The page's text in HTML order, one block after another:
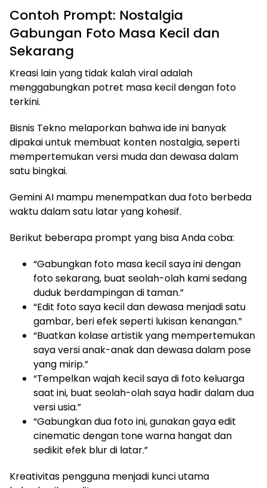
Contoh Prompt: Nostalgia
Gabungan Foto Masa Kecil dan
Sekarang
Kreasi lain yang tidak kalah viral adalah
menggabungkan potret masa kecil dengan foto
terkini.
Bisnis Tekno melaporkan bahwa ide ini banyak
dipakai untuk membuat konten nostalgia, seperti
mempertemukan versi muda dan dewasa dalam
satu bingkai.
Gemini AI mampu menempatkan dua foto berbeda
waktu dalam satu latar yang kohesif.
Berikut beberapa prompt yang bisa Anda coba:
“Gabungkan foto masa kecil saya ini dengan
foto sekarang, buat seolah-olah kami sedang
duduk berdampingan di taman.”
“Edit foto saya kecil dan dewasa menjadi satu
gambar, beri efek seperti lukisan kenangan.”
“Buatkan kolase artistik yang mempertemukan
saya versi anak-anak dan dewasa dalam pose
yang mirip.”
“Tempelkan wajah kecil saya di foto keluarga
saat ini, buat seolah-olah saya hadir dalam dua
versi usia.”
“Gabungkan dua foto ini, gunakan gaya edit
cinematic dengan tone warna hangat dan
sedikit efek blur di latar.”
Kreativitas pengguna menjadi kunci utama